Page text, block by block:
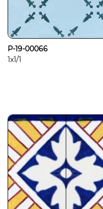
P-19-00066
1x1/1